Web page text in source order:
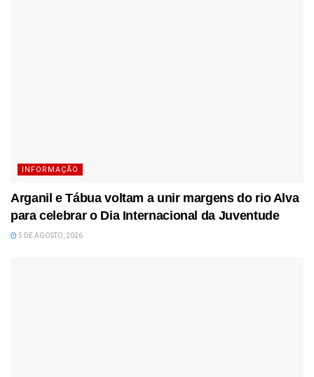
INFORMAÇÃO
Arganil e Tábua voltam a unir margens do rio Alva
para celebrar o Dia Internacional da Juventude
5 DE AGOSTO, 2026